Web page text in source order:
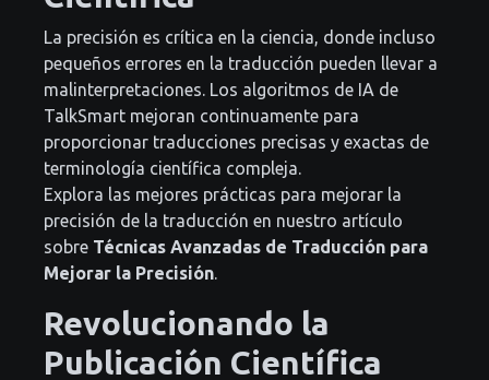
La precisión es crítica en la ciencia, donde incluso
pequeños errores en la traducción pueden llevar a
malinterpretaciones. Los algoritmos de IA de
TalkSmart mejoran continuamente para
proporcionar traducciones precisas y exactas de
terminología científica compleja.
Explora las mejores prácticas para mejorar la
precisión de la traducción en nuestro artículo
sobre Técnicas Avanzadas de Traducción para
Mejorar la Precisión
Revolucionando la
Publicación Científica